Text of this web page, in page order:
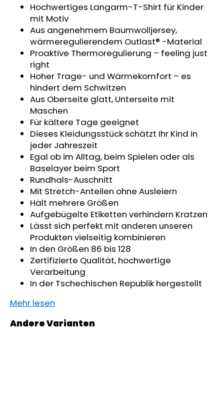
Hochwertiges Langarm-T-Shirt für Kinder
mit Motiv
Aus angenehmem Baumwolljersey,
wärmeregulierendem Outlast® -Material
Proaktive Thermoregulierung – feeling just
right
Hoher Trage- und Wärmekomfort – es
hindert dem Schwitzen
Aus Oberseite glatt, Unterseite mit
Maschen
Für kältere Tage geeignet
Dieses Kleidungsstück schätzt Ihr Kind in
jeder Jahreszeit
Egal ob im Alltag, beim Spielen oder als
Baselayer beim Sport
Rundhals-Auschnitt
Mit Stretch-Anteilen ohne Ausleiern
Hält mehrere Größen
Aufgebügelte Etiketten verhindern Kratzen
Lässt sich perfekt mit anderen unseren
Produkten vielseitig kombinieren
In den Größen 86 bis 128
Zertifizierte Qualität, hochwertige
Verarbeitung
In der Tschechischen Republik hergestellt
Mehr lesen
KINDERWAGENUNTERLAGE
OUTLAST®
GRAU
MELIERT
€43,35